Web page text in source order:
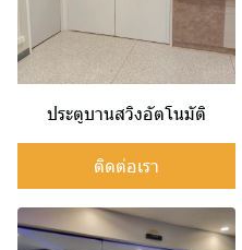
ประตูบานสวิงอัตโนมัติ
ติดต่อเรา